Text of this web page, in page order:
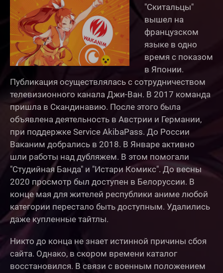
"Скитальцы"
вышел на
французском
языке в одно
время с показом
в Японии.
Публикация осуществлялась с сотрудничеством
телевизионного канала Джи-Ван. В 2017 команда
пришла в Скандинавию. После этого была
объявлена деятельность в Австрии и Германии,
при поддержке Service AkibaPass. До России
Ваканим добрались в 2018. В Январе активно
шли работы над дубляжем. В этом помогали
"Студийная Банда" и "Истари Комикс". До весны
2020 просмотр был доступен в Белоруссии. В
конце мая для жителей республики аниме любой
категории перестало быть доступным. Удалились
даже купленные тайтлы.
Никто до конца не знает истинной причины сбоя
сайта. Однако, в скором времени каталог
восстановился. В связи с военным положением